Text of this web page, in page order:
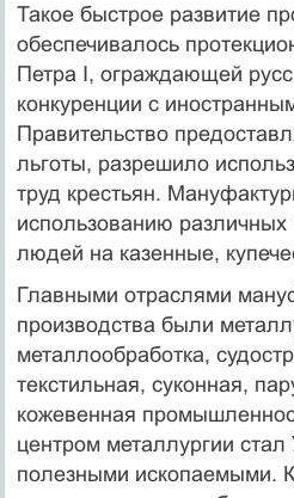
Такое быстрое развитие
обеспечивалось
Петра I, ограждающей
конкуренции с
Правительство
льготы, разрешило
труд крестьян.
использованию различных
людей на казенные,
Главными отраслями
производства были
металлообработка,
текстильная, суконная,
кожевенная
центром металлургии стал
полезными ископаемыми.